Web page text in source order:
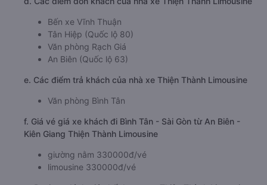
Bến xe Vĩnh Thuận
Tân Hiệp (Quốc lộ 80)
Văn phòng Rạch Giá
An Biên (Quốc lộ 63)
e. Các điểm trả khách của nhà xe Thiện Thành Limousine
Văn phòng Bình Tân
f. Giá vé giá xe khách đi Bình Tân - Sài Gòn từ An Biên -
Kiên Giang Thiện Thành Limousine
giường nằm 330000đ/vé
limousine 330000đ/vé